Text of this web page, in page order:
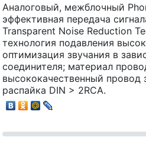
Аналоговый, межблочный
эффективная передача
Transparent Noise Reduction
технология подавления
оптимизация звучания в
соединителя; материал
высококачественный провод
распайка DIN > 2RCA.